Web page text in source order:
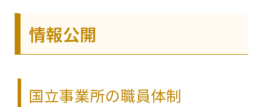
情報公開
国立事業所の職員体制